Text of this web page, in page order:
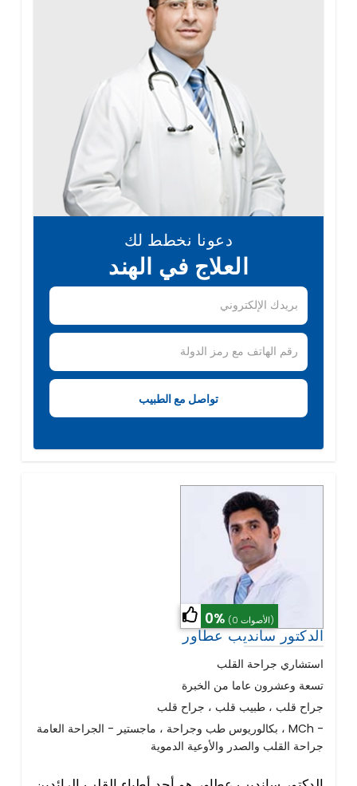
دعونا نخطط لك
العلاج في الهند
0% (0 الأصوات)
الدكتور سانديب عطاور
استشاري جراحة القلب
تسعة وعشرون عاما من الخبرة
جراح قلب ، طبيب قلب ، جراح قلب
بكالوريوس طب وجراحة ، ماجستير - الجراحة العامة ، MCh -
جراحة القلب والصدر والأوعية الدموية